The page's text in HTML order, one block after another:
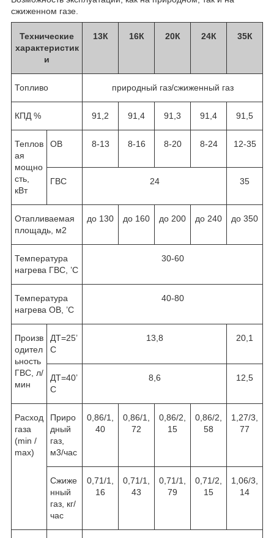
сжиженном газе.
Технические
характеристик
и
13К 16К 20К 24К 35К
Топливо природный газ/сжиженный газ
КПД % 91,2 91,4 91,3 91,4 91,5
Теплов
ая
мощно
сть,
кВт
ОВ 8-13 8-16 8-20 8-24 12-35
ГВС 24 35
Отапливаемая
площадь, м2
до 130 до 160 до 200 до 240 до 350
Температура
нагрева ГВС, ’С
30-60
Температура
нагрева ОВ, ’С
40-80
Произв
одител
ьность
ГВС, л/
мин
ДТ=25’
С
13,8 20,1
ДТ=40’
С
8,6 12,5
Расход
газа
(min /
max)
Приро
дный
газ,
м3/час
0,86/1,
40
0,86/1,
72
0,86/2,
15
0,86/2,
58
1,27/3,
77
Сжиже
нный
газ, кг/
час
0,71/1,
16
0,71/1,
43
0,71/1,
79
0,71/2,
15
1,06/3,
14